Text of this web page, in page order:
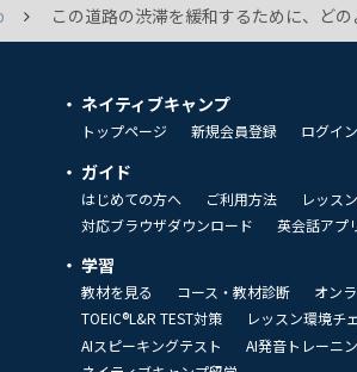
この道路の渋滞を緩和するために、ど
ネイティブキャンプ
トップページ 新規会員登録 ログイン
ガイド
はじめての方へ ご利用方法 レッス
対応ブラウザダウンロード
英会話アプ
学習
教材を見る コース・教材診断 オン
TOEIC®L&R TEST対策
レッスン環境チ
AIスピーキングテスト
AI発音トレーニ